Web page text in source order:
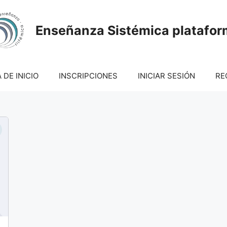
Enseñanza Sistémica
DE INICIO INSCRIPCIONES INICIAR SESIÓN